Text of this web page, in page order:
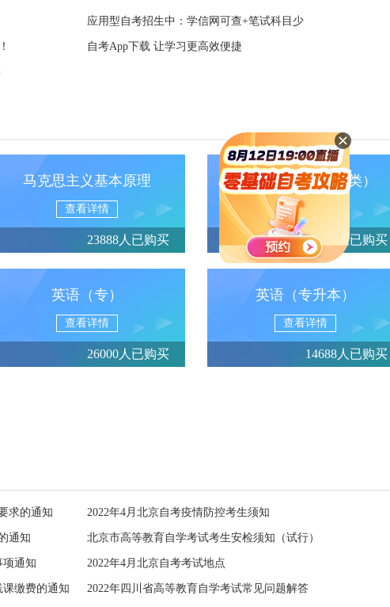
应用型自考招生中：学信网可查+笔试科目少
自考App下载 让学习更高效便捷
马克思主义基本原理
查看详情
23888人已购买
政治经济学（财经类）
查看详情
13950人已购买
英语（专）
查看详情
26000人已购买
英语（专升本）
查看详情
14688人已购买
求的通知 2022年4月北京自考疫情防控考生须知
通知 北京市高等教育自学考试考生安检须知（试行）
项通知 2022年4月北京自考考试地点
缴费的通知 2022年四川省高等教育自学考试常见问题解答